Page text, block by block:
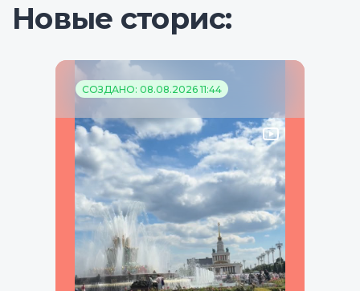
Новые сторис:
СОЗДАНО: 08.08.2026 11:44